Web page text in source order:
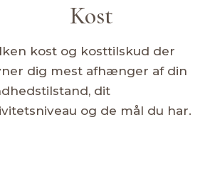
Kost
kost og kosttilskud der
dig mest afhænger af din
dit
og de mål du har.